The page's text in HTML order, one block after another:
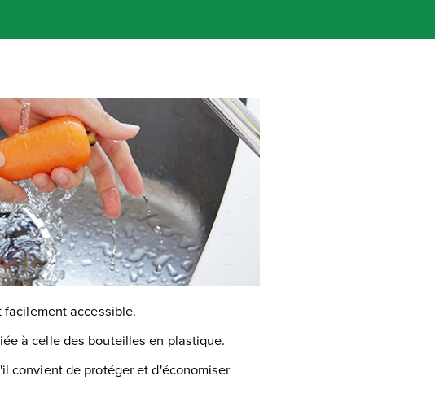
accessible.
à celle des bouteilles en plastique.
convient de protéger et d'économiser